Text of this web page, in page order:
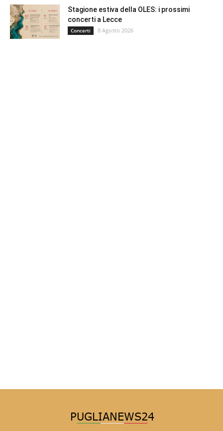
Stagione estiva della OLES: i prossimi
concerti a Lecce
Concerti 8 Agosto 2026